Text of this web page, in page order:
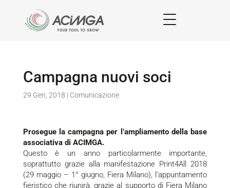
Campagna nuovi soci
29 Gen, 2018 | Comunicazione
Prosegue la campagna per l’ampliamento della base
associativa di ACIMGA.
Questo è un anno particolarmente importante,
soprattutto grazie alla manifestazione Print4All 2018
(29 maggio – 1° giugno, Fiera Milano), l’appuntamento
fieristico che riunirà, grazie al supporto di Fiera Milano